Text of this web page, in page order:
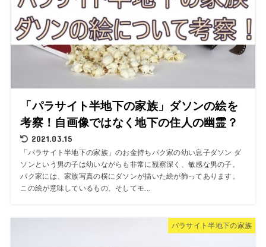
「パラサイト半地下の家族」ダソンの絵を
考察！自画像ではなく地下の住人の幽霊？
2021.03.15
「パラサイト半地下の家族」のお金持ちパク家の幼い息子ダソン ダ
ソンという男の子は幼いながらも非常に観察深く、敏感な男の子。
パク家には、家族写真の横にダソンが描いた絵が飾ってあります。
この絵が意味しているもの、そしてモ...
パラサイト半地下の家族